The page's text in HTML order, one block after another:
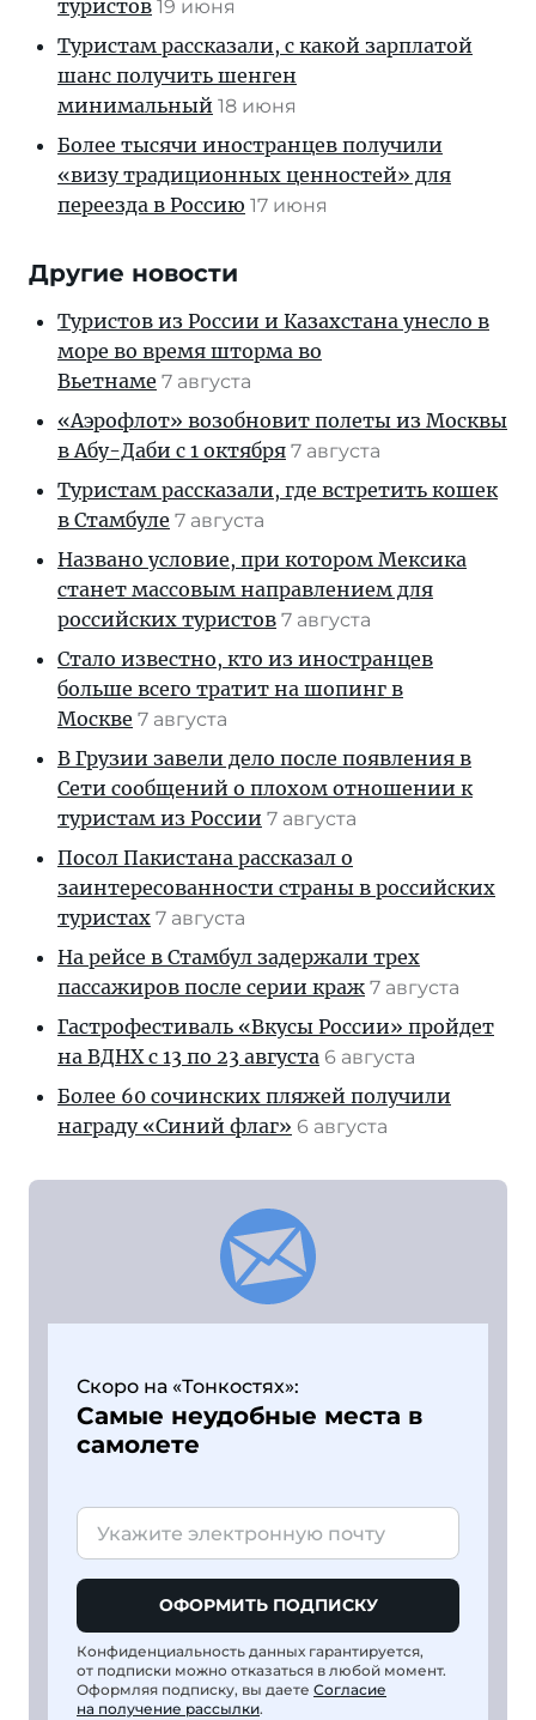
туристов 19 июня
Туристам рассказали, с какой зарплатой
шанс получить шенген
минимальный 18 июня
Более тысячи иностранцев получили
«визу традиционных ценностей» для
переезда в Россию 17 июня
Другие новости
Туристов из России и Казахстана унесло в
море во время шторма во
Вьетнаме 7 августа
«Аэрофлот» возобновит полеты из Москвы
в Абу-Даби с 1 октября 7 августа
Туристам рассказали, где встретить кошек
в Стамбуле 7 августа
Названо условие, при котором Мексика
станет массовым направлением для
российских туристов 7 августа
Стало известно, кто из иностранцев
больше всего тратит на шопинг в
Москве 7 августа
В Грузии завели дело после появления в
Сети сообщений о плохом отношении к
туристам из России 7 августа
Посол Пакистана рассказал о
заинтересованности страны в российских
туристах 7 августа
На рейсе в Стамбул задержали трех
пассажиров после серии краж 7 августа
Гастрофестиваль «Вкусы России» пройдет
на ВДНХ с 13 по 23 августа 6 августа
Более 60 сочинских пляжей получили
награду «Синий флаг» 6 августа
Скоро на «Тонкостях»:
Самые неудобные места в
самолете
ОФОРМИТЬ ПОДПИСКУ
Конфиденциальность данных гарантируется,
от подписки можно отказаться в любой момент.
Оформляя подписку, вы даете Согласие
на получение рассылки.